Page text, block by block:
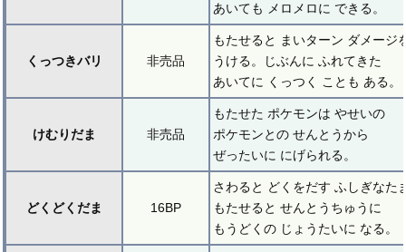
あいても メロメロに できる。
くっつきバリ 非売品
もたせると まいターン ダメージ
うける。じぶんに ふれてきた
あいてに くっつく ことも ある。
けむりだま 非売品
もたせた ポケモンは やせいの
ポケモンとの せんとうから
ぜったいに にげられる。
どくどくだま 16BP
さわると どくをだす ふしぎなた
もたせると せんとうちゅうに
もうどくの じょうたいに なる。